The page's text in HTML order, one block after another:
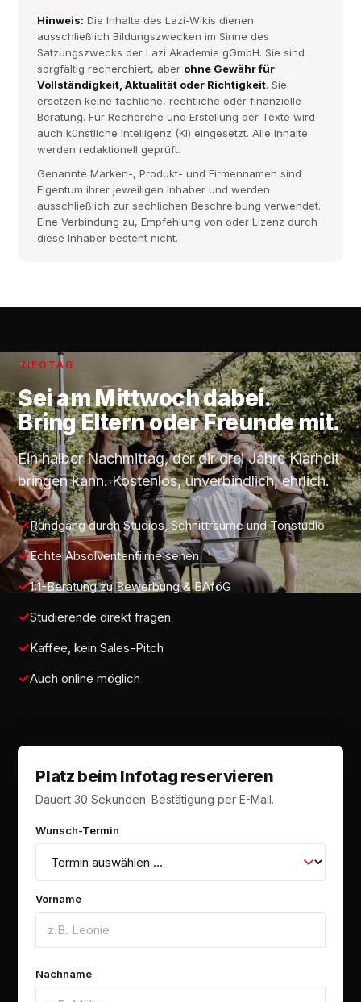
Hinweis: Die Inhalte des Lazi-Wikis dienen
ausschließlich Bildungszwecken im Sinne des
Satzungszwecks der Lazi Akademie gGmbH. Sie sind
sorgfältig recherchiert, aber ohne Gewähr für
Vollständigkeit, Aktualität oder Richtigkeit. Sie
ersetzen keine fachliche, rechtliche oder finanzielle
Beratung. Für Recherche und Erstellung der Texte wird
auch künstliche Intelligenz (KI) eingesetzt. Alle Inhalte
werden redaktionell geprüft.
Genannte Marken-, Produkt- und Firmennamen sind
Eigentum ihrer jeweiligen Inhaber und werden
ausschließlich zur sachlichen Beschreibung verwendet.
Eine Verbindung zu, Empfehlung von oder Lizenz durch
diese Inhaber besteht nicht.
INFOTAG
Sei amMittwochdabei.
Bring Eltern oder Freunde mit.
Ein halber Nachmittag, der dir drei Jahre Klarheit
bringen kann. Kostenlos, unverbindlich, ehrlich.
Rundgang durch Studios, Schnitträume und Tonstudio
Echte Absolventenfilme sehen
1:1-Beratung zu Bewerbung & BAföG
Studierende direkt fragen
Kaffee, kein Sales-Pitch
Auch online möglich
Platz beim Infotag reservieren
Dauert 30 Sekunden. Bestätigung per E-Mail.
Wunsch-Termin
Vorname
Nachname